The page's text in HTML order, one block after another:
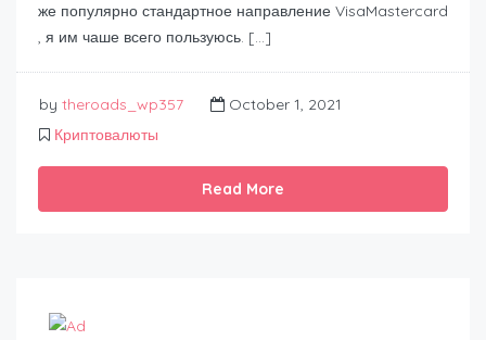
же популярно стандартное направление VisaMastercard
, я им чаше всего пользуюсь. […]
by theroads_wp357
October 1, 2021
Криптовалюты
Read More